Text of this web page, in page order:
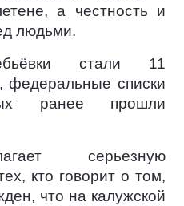
а честность и
людьми.
стали 11
федеральные списки
ранее прошли
серьезную
кто говорит о том,
что на калужской